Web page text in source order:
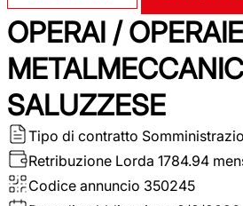
OPERAI /
SALUZZESE
Tipo di contratto
Retribuzione Lorda 1784.94
Codice annuncio 350245